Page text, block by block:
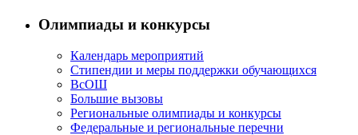
Олимпиады и конкурсы
Календарь мероприятий
Стипендии и меры поддержки обучающихся
ВсОШ
Большие вызовы
Региональные олимпиады и конкурсы
Федеральные и региональные перечни